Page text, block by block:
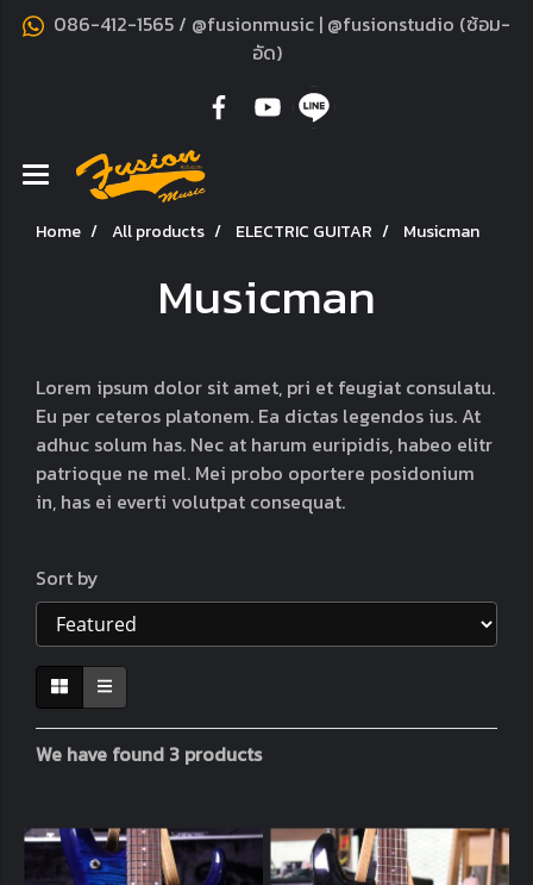
086-412-1565 / @fusionmusic | @fusionstudio (ซ้อม-
อัด)
Home All products ELECTRIC GUITAR Musicman
Musicman
Lorem ipsum dolor sit amet, pri et feugiat consulatu.
Eu per ceteros platonem. Ea dictas legendos ius. At
adhuc solum has. Nec at harum euripidis, habeo elitr
patrioque ne mel. Mei probo oportere posidonium
in, has ei everti volutpat consequat.
Sort by
We have found 3 products